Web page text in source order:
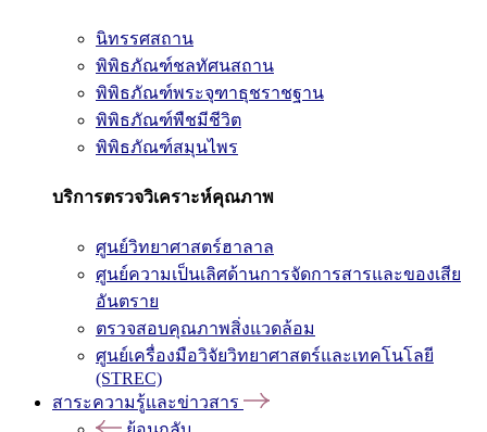
นิทรรศสถาน
พิพิธภัณฑ์ชลทัศนสถาน
พิพิธภัณฑ์พระจุฑาธุชราชฐาน
พิพิธภัณฑ์พืชมีชีวิต
พิพิธภัณฑ์สมุนไพร
บริการตรวจวิเคราะห์คุณภาพ
ศูนย์วิทยาศาสตร์ฮาลาล
ศูนย์ความเป็นเลิศด้านการจัดการสารและของเสีย
อันตราย
ตรวจสอบคุณภาพสิ่งแวดล้อม
ศูนย์เครื่องมือวิจัยวิทยาศาสตร์และเทคโนโลยี
(STREC)
สาระความรู้และข่าวสาร